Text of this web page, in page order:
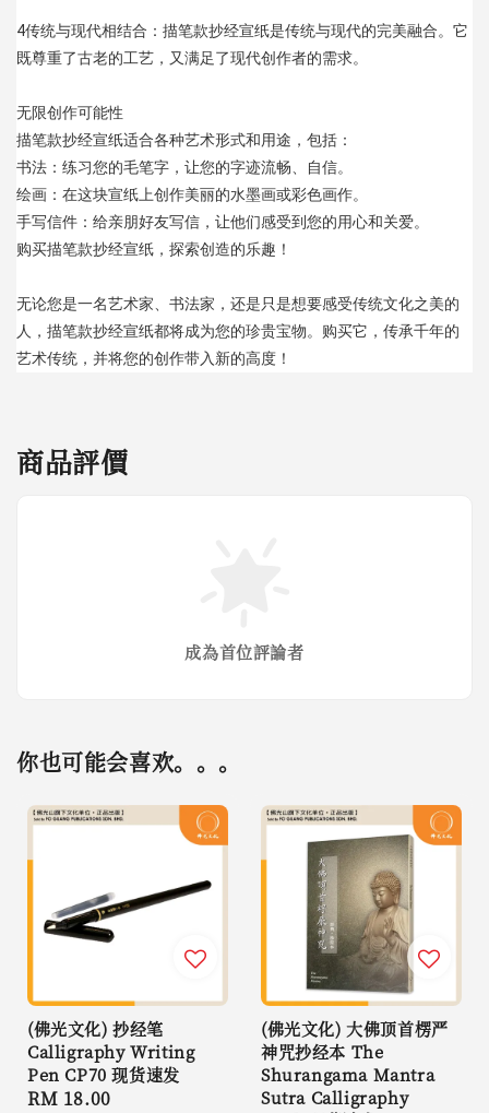
4️传统与现代相结合：描笔款抄经宣纸是传统与现代的完美融合。它
既尊重了古老的工艺，又满足了现代创作者的需求。
无限创作可能性
描笔款抄经宣纸适合各种艺术形式和用途，包括：
书法：练习您的毛笔字，让您的字迹流畅、自信。
绘画：在这块宣纸上创作美丽的水墨画或彩色画作。
手写信件：给亲朋好友写信，让他们感受到您的用心和关爱。
购买描笔款抄经宣纸，探索创造的乐趣！
无论您是一名艺术家、书法家，还是只是想要感受传统文化之美的
人，描笔款抄经宣纸都将成为您的珍贵宝物。购买它，传承千年的
艺术传统，并将您的创作带入新的高度！
商品評價
成為首位評論者
你也可能会喜欢。。。
(佛光文化) 抄经笔
Calligraphy Writing
Pen CP70 现货速发
Regular
RM 18.00
(佛光文化) 大佛顶首楞严
神咒抄经本 The
Shurangama Mantra
Sutra Calligraphy